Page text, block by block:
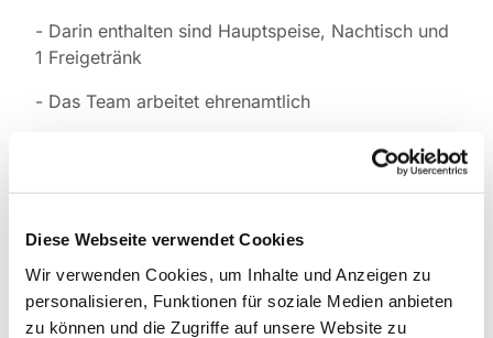
Diese Webseite verwendet Cookies
Wir verwenden Cookies, um Inhalte und Anzeigen zu
personalisieren, Funktionen für soziale Medien anbieten
zu können und die Zugriffe auf unsere Website zu
- Darin enthalten sind Hauptspeise, Nachtisch und
1 Freigetränk
- Das Team arbeitet ehrenamtlich